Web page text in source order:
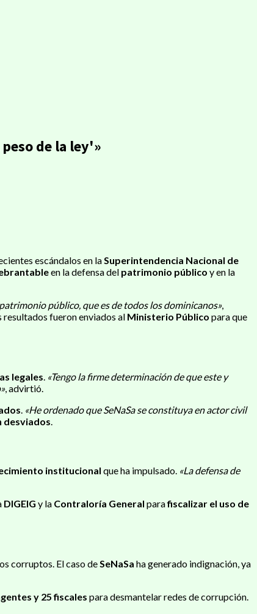
de la ley'»
escándalos en laSuperintendencia Nacional de
en la defensa del patrimonio público y en la
público, que es de todos los dominicanos»,
resultados fueron enviados al Ministerio Público para que
legales. «Tengo la firme determinación de que este y
, advirtió.
. «He ordenado que SeNaSa se constituya en actor civil
desviados.
institucional que ha impulsado. «La defensa de
DIGEIG y la Contraloría General parafiscalizar el uso de
corruptos. El caso deSeNaSa ha generado indignación, ya
y 25 fiscales para desmantelar redes de corrupción.